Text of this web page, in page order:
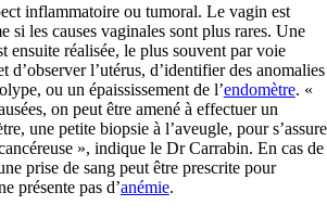
inflammatoire ou tumoral. Le vagin est
si les causes vaginales sont plus rares. Une
ensuite réalisée, le plus souvent par voie
d’observer l’utérus, d’identifier des anomalies
ou un épaississement de l’endomètre. «
on peut être amené à effectuer un
une petite biopsie à l’aveugle, pour
», indique le Dr Carrabin. En cas de
prise de sang peut être prescrite pour
présente pas d’anémie.